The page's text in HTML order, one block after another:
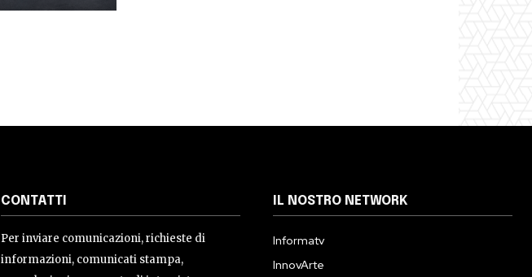
CONTATTI
Per inviare comunicazioni, richieste di
informazioni, comunicati stampa,
IL NOSTRO NETWORK
Informatv
InnovArte